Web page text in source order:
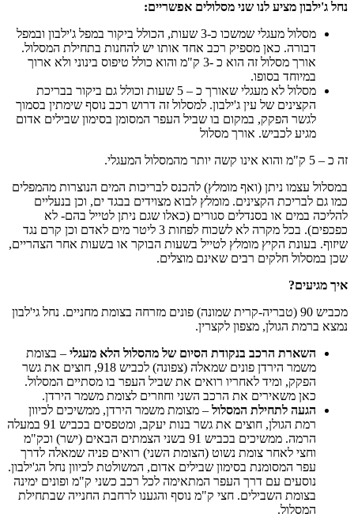
נחל ג'ילבון מציע לנו שני מסלולים אפשריים:
מסלול מעגלי שמשכו כ-3 שעות, הכולל ביקור במפל ג'ילבון ובמפל
דבורה. כאן מספיק רכב אחד אותו יש להחנות בתחילת המסלול.
אורך מסלול זה הוא כ -3 ק"מ והוא כולל טיפוס בינוני ולא ארוך
במיוחד בסופו.
מסלול לא מעגלי שאורך כ – 5 שעות וכולל גם ביקור בבריכת
הקצינים של עין ג'ילבון. למסלול זה דרוש רכב נוסף שימתין בסמוך
לגשר הפקק, במקום בו שביל העפר המסומן בסימון שבילים אדום
מגיע לכביש. אורך מסלול
זה כ – 5 ק"מ והוא אינו קשה יותר מהמסלול המעגלי.
במסלול עצמו ניתן (ואף מומלץ) להכנס לבריכות המים הנוצרות מהמפלים
כמו גם לבריכת הקצינים. מומלץ לבוא מצוידים בבגד ים, וכן בנעליים
להליכה במים או בסנדלים סגורים (כאלו שגם ניתן לטייל בהם- לא
כפכפים). בכל מקרה לא לשכוח לפחות 3 ליטר מים לאדם וכן קרם נגד
שיזוף. בעונת הקיץ מומלץ לטייל בשעות הבוקר או בשעות אחר הצהריים,
שכן במסלול חלקים רבים שאינם מוצלים.
איך מגיעים?
מכביש 90 (טבריה-קרית שמונה) פונים מזרחה בצומת מחניים. נחל גי'לבון
נמצא ברמת הגולן, מצפון לקצרין.
השארת הרכב בנקודת הסיום של מהסלול הלא מעגלי – בצומת
משמר הירדן פונים שמאלה (צפונה) לכביש 918, חוצים את גשר
הפקק, ומיד לאחריו רואים את שביל העפר בו מסתיים המסלול.
כאן משאירים את הרכב השני וחוזרים לצומת משמר הירדן.
הגעה לתחילת המסלול – מצומת משמר הירדן, ממשיכים לכיוון
רמת הגולן, חוצים את גשר בנות יעקב, ומטפסים בכביש 91 במעלה
הרמה. ממשיכים בכביש 91 בשני הצמתים הבאים (ישר) וכק"מ
וחצי לאחר צומת נשוט (הצומת השני) רואים פניה שמאלה לדרך
עפר המסומנת בסימון שבילים אדום, המשולטת לכיוון נחל הג'ילבון.
נוסעים עם דרך העפר המתאימה לכל רכב כשני ק"מ ופונים ימינה
בצומת השבילים. חצי ק"מ נוסף והגענו לרחבת החנייה שבתחילת
המסלול.